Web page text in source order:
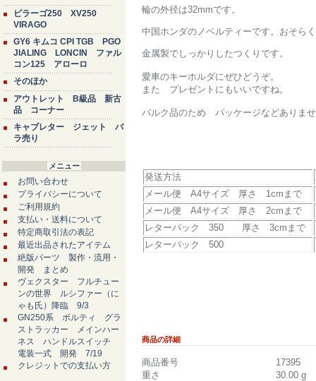
ビラーゴ250 XV250
VIRAGO
GY6 キムコ CPI TGB PGO
JIALING LONCIN ファル
コン125 アローロ
そのほか
アウトレット B級品 新古
品 コーナー
キャブレター ジェット バ
ラ売り
メニュー
お問い合わせ
プライバシーについて
ご利用規約
支払い・送料について
特定商取引法の表記
最近出品されたアイテム
絶版パーツ 製作・流用・
開発 まとめ
ヴェクスター フルチュー
ンの世界 ルシファー（に
ゃも氏）降臨 9/3
GN250系 ボルティ グラ
ストラッカー メインハー
ネス ハンドルスイッチ
電装一式 開発 7/19
クレジットでの支払い方
輪の外径は32mmです。
中国ホンダのノベルティーです。おそら
金属製でしっかりしたつくりです。
愛車のキーホルダにぜひどうぞ。
また プレゼントにもいいですね。
バルク品のため パッケージなどありま
発送方法
メール便 A4サイズ 厚さ 1cmまで
メール便 A4サイズ 厚さ 2cmまで
レターパック 350 厚さ 3cmまで
レターパック 500
商品の詳細
商品番号
17395
重さ
30.00 g